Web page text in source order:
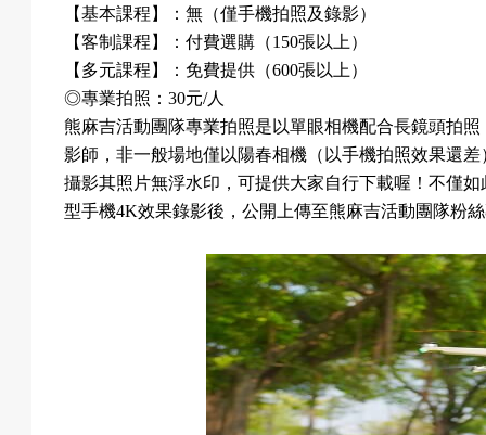
【基本課程】：無（僅手機拍照及錄影）
【客制課程】：付費選購（150張以上）
【多元課程】：免費提供（600張以上）
◎專業拍照：30元/人
熊麻吉活動團隊專業拍照是以單眼相機配合長鏡頭拍
影師，非一般場地僅以陽春相機（以手機拍照效果還
攝影其照片無浮水印，可提供大家自行下載喔！不僅
型手機4K效果錄影後，公開上傳至熊麻吉活動團隊粉